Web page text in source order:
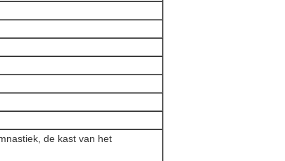
de kast van het